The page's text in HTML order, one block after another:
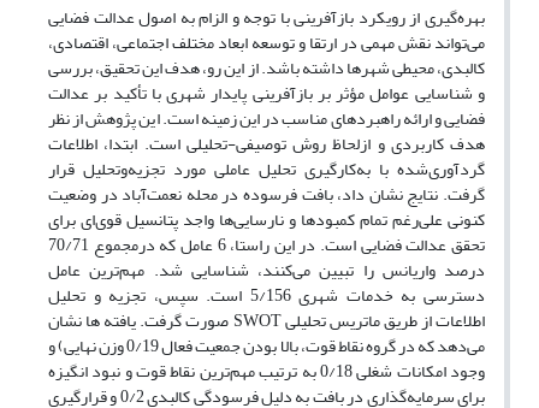
بهره‌گیری از رویکرد بازآفرینی با توجه و الزام به اصول عدالت فضایی
می‌تواند نقش مهمی در ارتقا و توسعه ابعاد مختلف اجتماعی، اقتصادی،
کالبدی، محیطی شهرها داشته باشد. از این رو، هدف این تحقیق، بررسی
و شناسایی عوامل مؤثر بر بازآفرینی پایدار شهری با تأکید بر عدالت
فضایی و ارائه راهبردهای مناسب در این زمینه است. این پژوهش از نظر
هدف کاربردی و ازلحاظ روش توصیفی-تحلیلی است. ابتدا، اطلاعات
گردآوری‌شده با به‌کارگیری تحلیل عاملی مورد تجزیه‌وتحلیل قرار
گرفت. نتایج نشان داد، بافت فرسوده در محله نعمت‌آباد در وضعیت
کنونی علی‌رغم تمام کمبودها و نارسایی‌ها واجد پتانسیل‌ قوی‌ای برای
تحقق‌ عدالت فضایی است. در این راستا، 6 عامل که درمجموع 70/71
درصد واریانس را تبیین می‌کنند، شناسایی شد. مهم‌ترین عامل
دسترسی به خدمات شهری 5/156 است. سپس، تجزیه و تحلیل
اطلاعات از طریق ماتریس تحلیلی SWOT صورت گرفت. یافته ها نشان
می‌دهد که در گروه نقاط قوت، بالا بودن جمعیت فعال 0/19 وزن نهایی) و
وجود امکانات شغلی 0/18 به ترتیب مهم‌ترین نقاط قوت و نبود انگیزه
برای سرمایه‌گذاری در بافت به دلیل فرسودگی کالبدی 0/2 و قرارگیری